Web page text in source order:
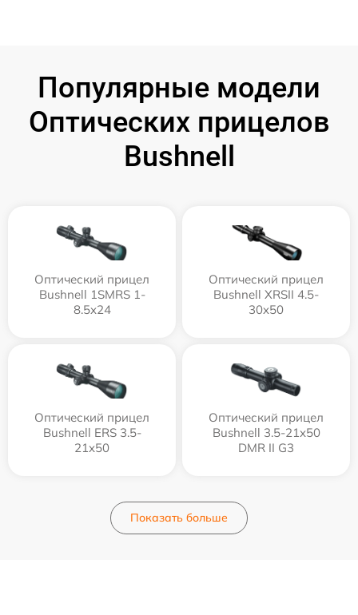
Популярные модели
Оптических прицелов
Bushnell
Оптический прицел
Bushnell 1SMRS 1-
8.5x24
Оптический прицел
Bushnell XRSII 4.5-
30x50
Оптический прицел
Bushnell ERS 3.5-
21x50
Оптический прицел
Bushnell 3.5-21x50
DMR II G3
Показать больше